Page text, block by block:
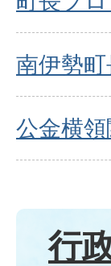
南伊勢
公金横領
行